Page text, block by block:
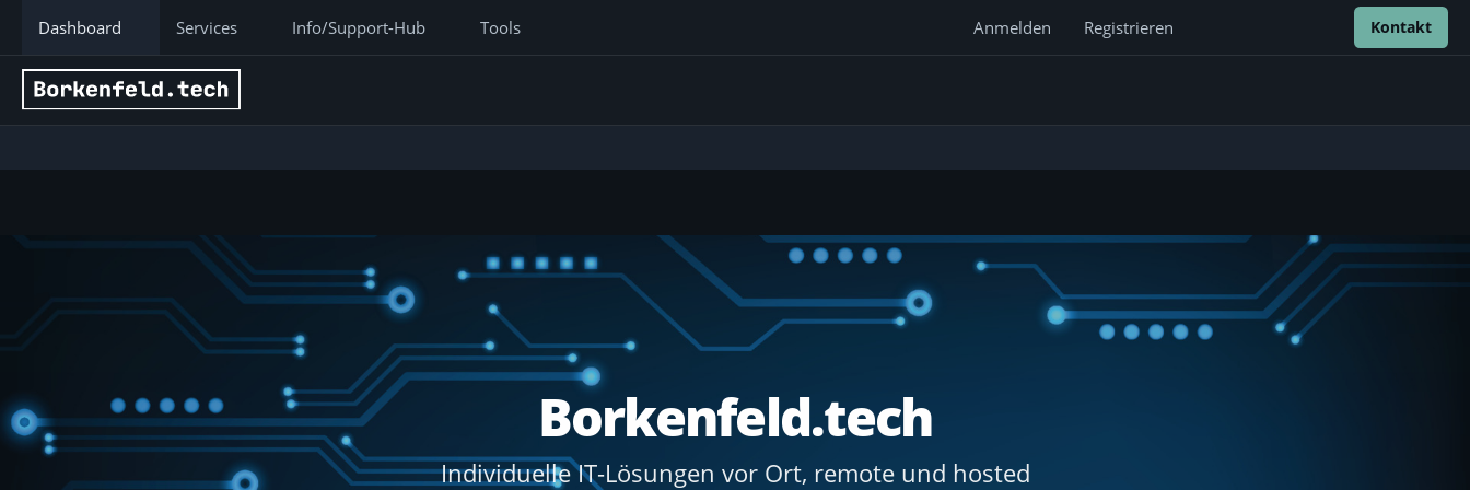
Dashboard Services Info/Support-Hub Tools Anmelden Registrieren Kontakt
Borkenfeld.tech
Individuelle IT-Lösungen vor Ort, remote und hosted